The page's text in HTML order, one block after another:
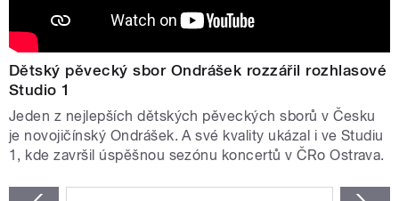
Dětský pěvecký sbor Ondrášek rozzářil rozhlasové
Studio 1
Jeden z nejlepších dětských pěveckých sborů v Česku
je novojičínský Ondrášek. A své kvality ukázal i ve Studiu
1, kde završil úspěšnou sezónu koncertů v ČRo Ostrava.